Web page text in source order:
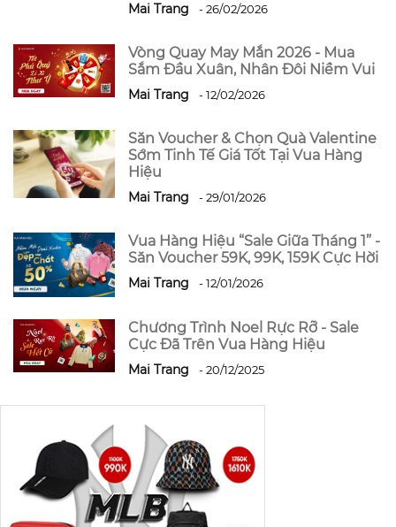
Mai Trang - 26/02/2026
Vòng Quay May Mắn 2026 - Mua
Sắm Đầu Xuân, Nhân Đôi Niềm Vui
Mai Trang - 12/02/2026
Săn Voucher & Chọn Quà Valentine
Sớm Tinh Tế Giá Tốt Tại Vua Hàng
Hiệu
Mai Trang - 29/01/2026
Vua Hàng Hiệu “Sale Giữa Tháng 1” -
Săn Voucher 59K, 99K, 159K Cực Hời
Mai Trang - 12/01/2026
Chương Trình Noel Rực Rỡ - Sale
Cực Đã Trên Vua Hàng Hiệu
Mai Trang - 20/12/2025